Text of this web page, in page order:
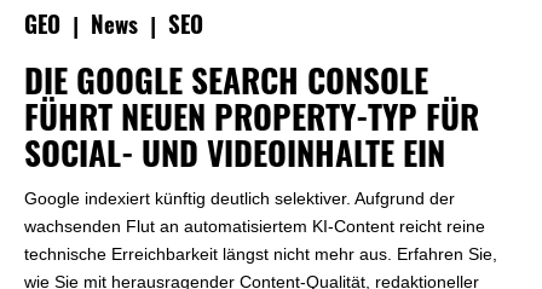
GEO News SEO
DIE GOOGLE SEARCH CONSOLE
FÜHRT NEUEN PROPERTY-TYP FÜR
SOCIAL- UND VIDEOINHALTE EIN
Google indexiert künftig deutlich selektiver. Aufgrund der
wachsenden Flut an automatisiertem KI-Content reicht reine
technische Erreichbarkeit längst nicht mehr aus. Erfahren Sie,
wie Sie mit herausragender Content-Qualität, redaktioneller